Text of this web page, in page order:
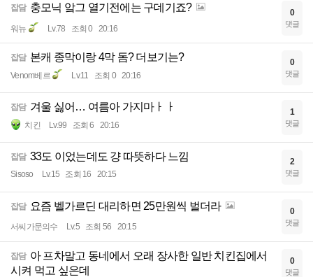
잡담 충모닉 앜그 열기전에는 구데기죠?
워뉴 Lv.78 조회 0 20:16
0
댓글
잡담 본캐 종막이랑 4막 돔? 더보기는?
Venom베르 Lv.11 조회 0 20:16
0
댓글
잡담 겨울 싫어… 여름아 가지마ㅏㅏ
치킨 Lv.99 조회 6 20:16
1
댓글
잡담 33도 이었는데도 걍 따뜻하다 느낌
Sisoso Lv.15 조회 16 20:15
2
댓글
잡담 요즘 벨가르딘 대리하면 25만원씩 벌더라
서씨가문의수 Lv.5 조회 56 20:15
0
댓글
잡담 아 프차말고 동네에서 오래 장사한 일반 치킨집에서
시켜 먹고 싶은데
0
댓글